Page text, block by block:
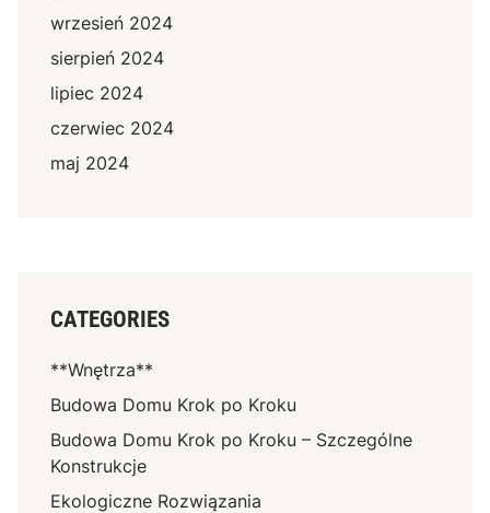
wrzesień 2024
sierpień 2024
lipiec 2024
czerwiec 2024
maj 2024
CATEGORIES
**Wnętrza**
Budowa Domu Krok po Kroku
Budowa Domu Krok po Kroku – Szczególne
Konstrukcje
Ekologiczne Rozwiązania